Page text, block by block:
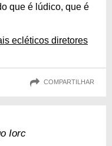
que é lúdico, que é
ecléticos diretores
COMPARTILHAR
Iorc